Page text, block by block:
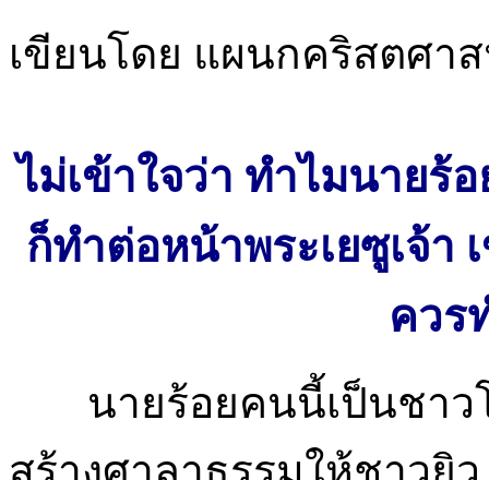
เขียนโดย แผนกคริสตศา
ไม่เข้าใจว่า ทำไมนายร้
ก็ทำต่อหน้าพระเยซูเจ้า
ควร
นายร้อยคนนี้เป็นชาว
สร้างศาลาธรรมให้ชาวยิ